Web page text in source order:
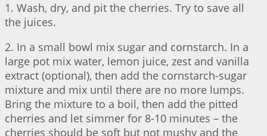
1. Wash, dry, and pit the cherries. Try to save all
the juices.
2. In a small bowl mix sugar and cornstarch. In a
large pot mix water, lemon juice, zest and vanilla
extract (optional), then add the cornstarch-sugar
mixture and mix until there are no more lumps.
Bring the mixture to a boil, then add the pitted
cherries and let simmer for 8-10 minutes – the
cherries should be soft but not mushy and the